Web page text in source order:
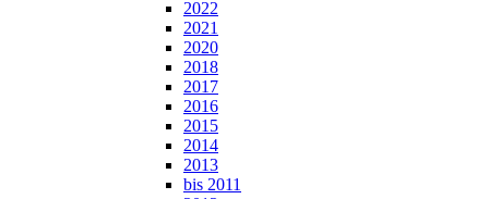
2022
2021
2020
2018
2017
2016
2015
2014
2013
bis 2011